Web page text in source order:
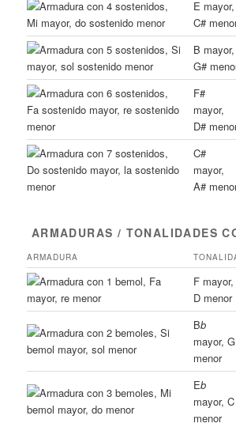
E mayor,
C#
B mayor,
G#
F#
mayor,
D#
C#
mayor,
A#
ARMADURAS / TONALIDADES
ARMADURA
F mayor,
D menor
Bb
mayor, G
menor
Eb
mayor, C
menor